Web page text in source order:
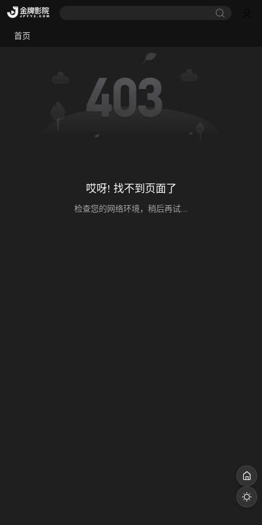
首页
哎呀! 找不到页面了
检查您的网络环境，稍后再试...